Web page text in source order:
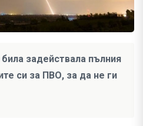
задействала пълния
си за ПВО, за да не ги